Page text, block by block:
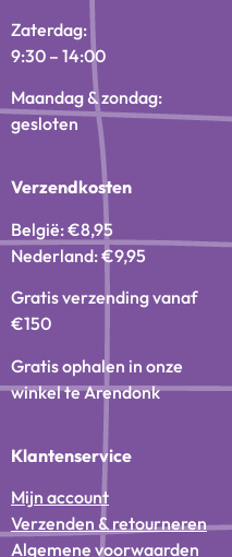
Zaterdag:
9:30 – 14:00
Maandag & zondag:
gesloten
Verzendkosten
België: €8,95
Nederland: €9,95
Gratis verzending vanaf
€150
Gratis ophalen in onze
winkel te Arendonk
Klantenservice
Mijn account
Verzenden & retourneren
Algemene voorwaarden